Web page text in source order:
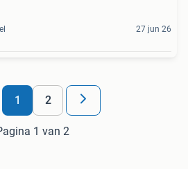
27 jun 26
1 2
1 van 2